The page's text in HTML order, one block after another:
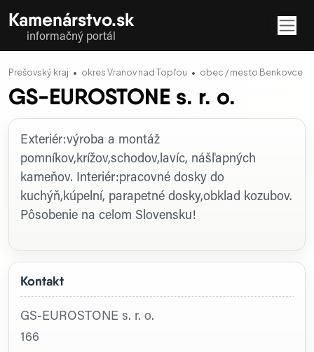
Kamenárstvo.sk
informačný portál
Prešovský kraj okres Vranov nad Topľou obec / mesto Benkovce
GS-EUROSTONE s. r. o.
Kontakt
GS-EUROSTONE s. r. o.
166
Profil firmy
Exteriér:výroba a montáž
pomníkov,krížov,schodov,lavíc, nášľapných
kameňov. Interiér:pracovné dosky do
kuchýň,kúpelní, parapetné dosky,obklad kozubov.
Pôsobenie na celom Slovensku!